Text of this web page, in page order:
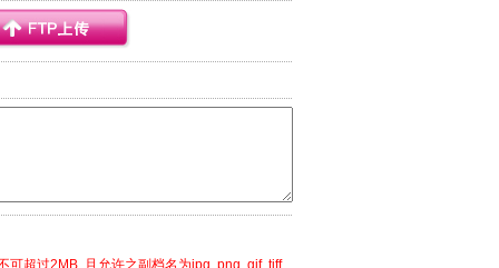
可超过2MB, 且允许之副档名为jpg, png, gif, tiff,